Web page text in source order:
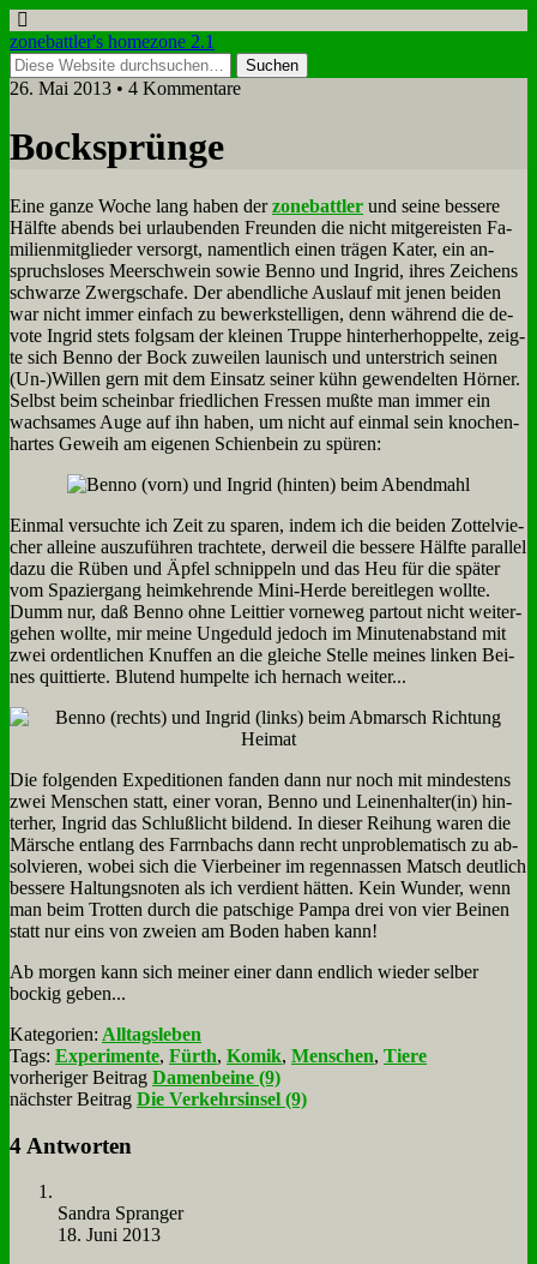
zonebattler's homezone 2.1
26. Mai 2013 • 4 Kommentare
Bock­sprün­ge
Ei­ne gan­ze Wo­che lang ha­ben derzone­batt­ler und sei­ne bes­se­re
Hälf­te abends bei ur­lau­ben­den Freun­den die nicht mit­ge­rei­sten Fa­
mi­li­en­mit­glie­der ver­sorgt, na­ment­lich ei­nen trä­gen Ka­ter, ein an­
spruchs­lo­ses Meer­schwein so­wie Ben­no und In­grid, ih­res Zei­chens
schwar­ze Zwerg­scha­fe. Der abend­li­che Aus­lauf mit je­nen bei­den
war nicht im­mer ein­fach zu be­werk­stel­li­gen, denn wäh­rend die de­
vo­te In­grid stets folg­sam der klei­nen Trup­pe hin­ter­her­hop­pel­te, zeig­
te sich Ben­no der Bock zu­wei­len lau­nisch und un­ter­strich sei­nen
(Un-)Willen gern mit dem Ein­satz sei­ner kühn ge­wen­del­ten Hör­ner.
Selbst beim schein­bar fried­li­chen Fres­sen muß­te man im­mer ein
wach­sa­mes Au­ge auf ihn ha­ben, um nicht auf ein­mal sein kno­chen­
har­tes Ge­weih am ei­ge­nen Schien­bein zu spü­ren:
Ein­mal ver­such­te ich Zeit zu spa­ren, in­dem ich die bei­den Zot­tel­vie­
cher al­lei­ne aus­zu­füh­ren trach­te­te, der­weil die bes­se­re Hälf­te par­al­lel
da­zu die Rü­ben und Äp­fel schnip­peln und das Heu für die spä­ter
vom Spa­zier­gang heim­keh­ren­de Mi­ni-Her­de be­reit­le­gen woll­te.
Dumm nur, daß Ben­no oh­ne Leit­tier vor­ne­weg par­tout nicht wei­ter­
ge­hen woll­te, mir mei­ne Un­ge­duld je­doch im Mi­nu­ten­ab­stand mit
zwei or­dent­li­chen Knuf­fen an die glei­che Stel­le mei­nes lin­ken Bei­
nes quit­tier­te. Blu­tend hum­pel­te ich her­nach wei­ter...
Die fol­gen­den Ex­pe­di­tio­nen fan­den dann nur noch mit min­de­stens
zwei Men­schen statt, ei­ner vor­an, Ben­no und Leinenhalter(in) hin­
ter­her, In­grid das Schluß­licht bil­dend. In die­ser Rei­hung wa­ren die
Mär­sche ent­lang des Farrn­bachs dann recht un­pro­ble­ma­tisch zu ab­
sol­vie­ren, wo­bei sich die Vier­bei­ner im re­gen­nas­sen Matsch deut­lich
bes­se­re Hal­tungs­no­ten als ich ver­dient hät­ten. Kein Wun­der, wenn
man beim Trot­ten durch die pat­schi­ge Pam­pa drei von vier Bei­nen
statt nur eins von zwei­en am Bo­den ha­ben kann!
Ab mor­gen kann sich mei­ner ei­ner dann end­lich wie­der sel­ber
bockig ge­ben...
Kategorien: Alltagsleben
Tags: Experimente, Fürth, Komik, Menschen, Tiere
vorheriger Beitrag Damenbeine (9)
nächster Beitrag Die Verkehrsinsel (9)
4 Antworten
San­dra Spran­ger
18. Juni 2013